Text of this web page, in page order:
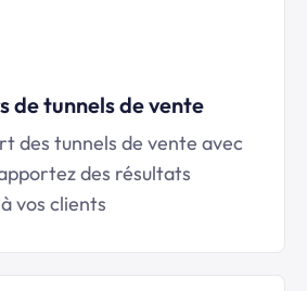
de tunnels de vente
des tunnels de vente avec
des résultats
vos clients